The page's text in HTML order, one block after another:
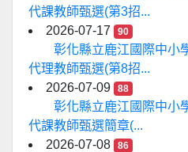
代課教師甄選(第3招...
2026-07-17
90
彰化縣立鹿江國際中小
代理教師甄選(第8招...
2026-07-09
88
彰化縣立鹿江國際中小
代課教師甄選簡章(...
2026-07-08
86